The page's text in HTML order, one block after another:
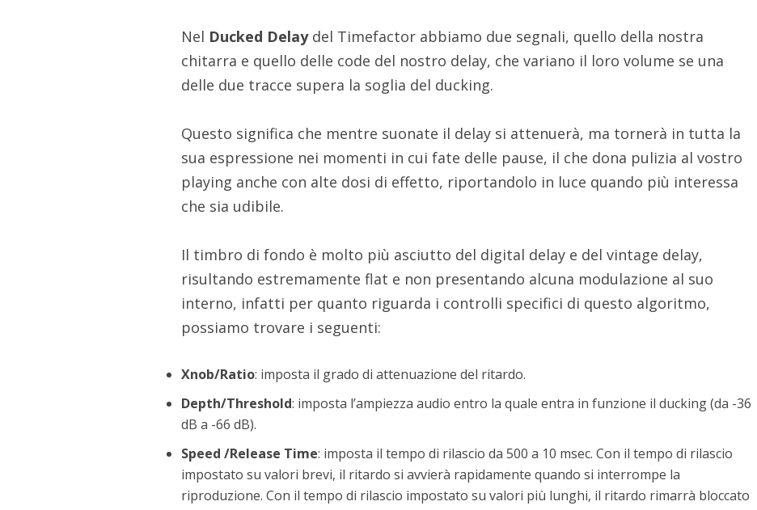
Nel Ducked Delay del Timefactor abbiamo due segnali, quello della nostra
chitarra e quello delle code del nostro delay, che variano il loro volume se una
delle due tracce supera la soglia del ducking.
Questo significa che mentre suonate il delay si attenuerà, ma tornerà in tutta la
sua espressione nei momenti in cui fate delle pause, il che dona pulizia al vostro
playing anche con alte dosi di effetto, riportandolo in luce quando più interessa
che sia udibile.
Il timbro di fondo è molto più asciutto del digital delay e del vintage delay,
risultando estremamente flat e non presentando alcuna modulazione al suo
interno, infatti per quanto riguarda i controlli specifici di questo algoritmo,
possiamo trovare i seguenti:
Xnob/Ratio: imposta il grado di attenuazione del ritardo.
Depth/Threshold: imposta l’ampiezza audio entro la quale entra in funzione il ducking (da -36
dB a -66 dB).
Speed /Release Time: imposta il tempo di rilascio da 500 a 10 msec. Con il tempo di rilascio
impostato su valori brevi, il ritardo si avvierà rapidamente quando si interrompe la
riproduzione. Con il tempo di rilascio impostato su valori più lunghi, il ritardo rimarrà bloccato